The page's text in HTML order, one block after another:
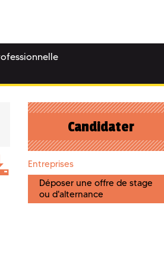
Candidater
Entreprises
Déposer une offre de stage
ou d'alternance